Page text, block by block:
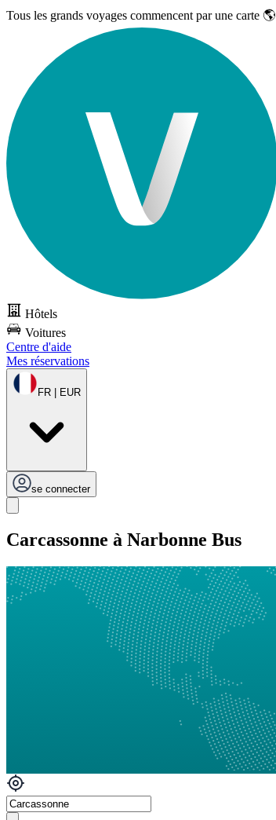
Tous les grands voyages commencent par une carte 🌎
Hôtels
Voitures
Centre d'aide
Mes réservations
FR | EUR
se connecter
Carcassonne à Narbonne Bus